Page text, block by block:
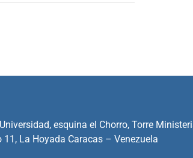
esquina el Chorro, Torre
11, La Hoyada Caracas – Venezuela